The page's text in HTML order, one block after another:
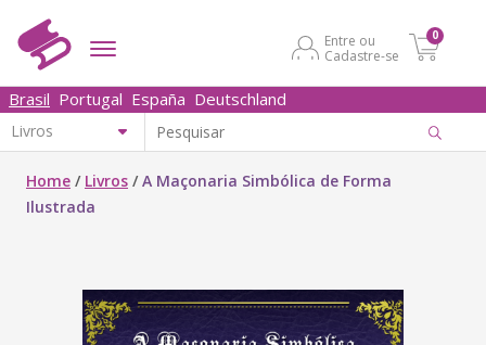
Entre ou
Cadastre-se
0
Brasil Portugal España Deutschland
Home / Livros /A Maçonaria Simbólica de Forma
Ilustrada